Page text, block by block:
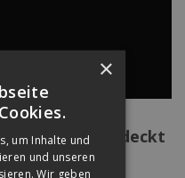
Gebäude bedeckt
×
um Inhalte und
und unseren
Wir geben